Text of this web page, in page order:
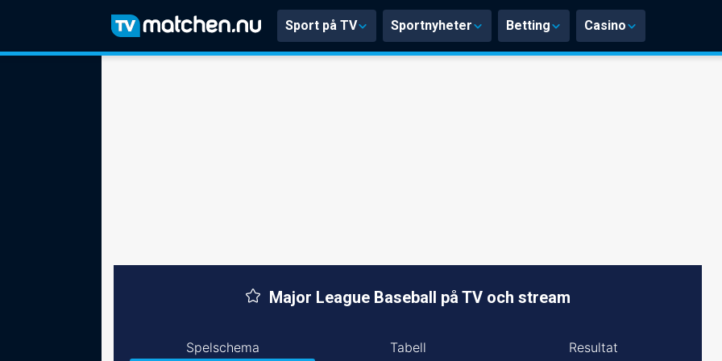
Sport på TV Sportnyheter Betting Casino
Major League Baseball på TV och stream
Spelschema Tabell Resultat